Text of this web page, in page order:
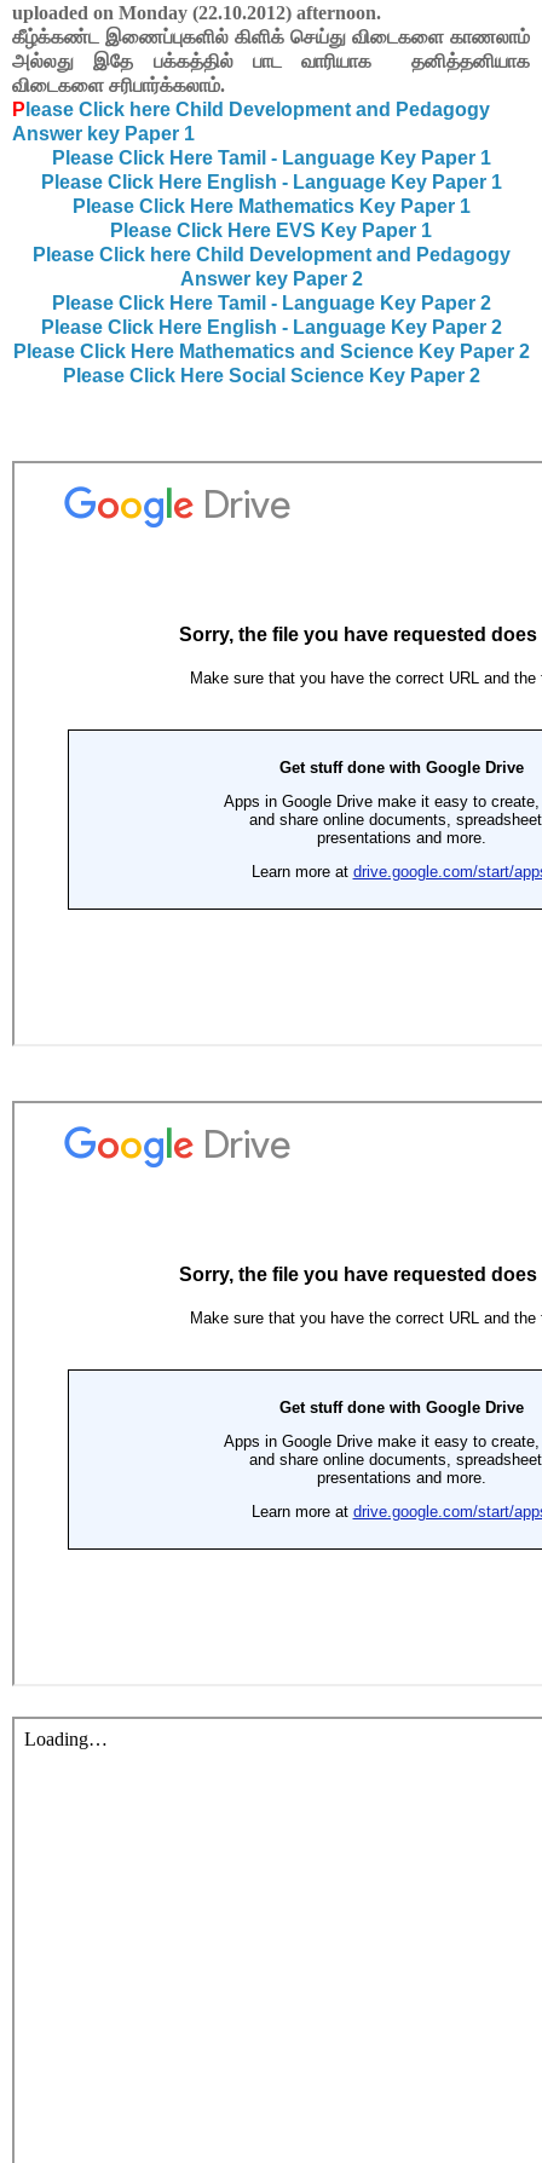
uploaded on Monday (22.10.2012) afternoon.
கீழ்க்கண்ட இணைப்புகளில் கிளிக் செய்து விடைகளை காணலாம்
அல்லது இதே பக்கத்தில் பாட வாரியாக தனித்தனியாக
விடை களை சரிபார்க்கலாம்.
P lease Click here Child Development and Pedagogy
Answer key Paper 1
Please Click Here Tamil - Language Key Paper 1
Please Click Here English - Language Key Paper 1
Please Click Here Mathematics Key Paper 1
Please Click Here EVS Key Paper 1
Please Click here Child Development and Pedagogy
Answer key Paper 2
Please Click Here Tamil - Language Key Paper 2
Please Click Here English - Language Key Paper 2
Please Click Here Mathematics and Science Key Paper 2
Please Click Here Social Science Key Paper 2